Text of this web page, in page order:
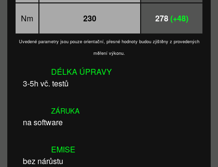
Nm 230 278(+48)
Uvedené parametry jsou pouze orientační, přesné hodnoty budou zjištěny z provedených
měření výkonu.
DÉLKA ÚPRAVY
3-5h vč. testů
ZÁRUKA
na software
EMISE
bez nárůstu